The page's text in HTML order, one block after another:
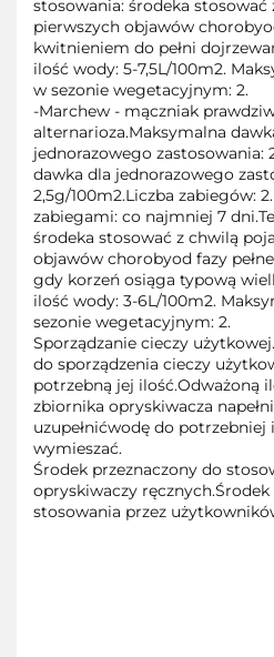
stosowania: środeka
pierwszych objawów
kwitnieniem do pełni
ilość wody: 5-7,5L/100m2.
w sezonie wegetacyjnym: 2.
-Marchew - mączniak
alternarioza.Maksymalna
jednorazowego zastosowania:
dawka dla jednorazowego
2,5g/100m2.Liczba zabiegów:
zabiegami: co najmniej 7
środeka stosować z chwilą
objawów chorobyod fazy
gdy korzeń osiąga typową
ilość wody: 3-6L/100m2.
sezonie wegetacyjnym: 2.
Sporządzanie cieczy
do sporządzenia cieczy
potrzebną jej ilość.Odważoną
zbiornika opryskiwacza
uzupełnićwodę do potrzebniej
wymieszać.
Środek przeznaczony do
opryskiwaczy
stosowania przez